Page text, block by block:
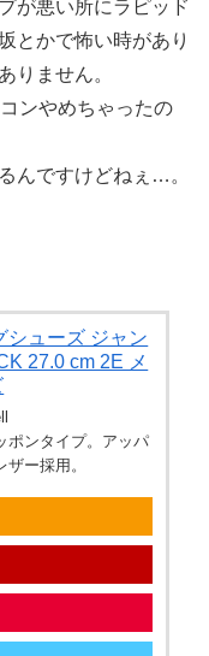
が悪い所にラピッド
とかで怖い時があり
りません。
ンやめちゃったの
んですけどねぇ…。
シューズ ジャン
27.0 cm 2E メ
ポンタイプ。アッパ
ー採用。